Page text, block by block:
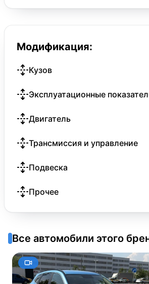
Модификация:
Кузов
Эксплуатационные
Двигатель
Трансмиссия и управление
Подвеска
Прочее
Все автомобили этого